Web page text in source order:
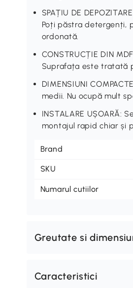
SPAȚIU DE
Poți păstra detergenți,
ordonată.
CONSTRUCȚIE DIN
Suprafața este tratată
DIMENSIUNI
medii. Nu ocupă mult
INSTALARE UȘOARĂ:
montajul rapid chiar și
Brand
SKU
Numarul cutiilor
Greutate si
Caracteristici